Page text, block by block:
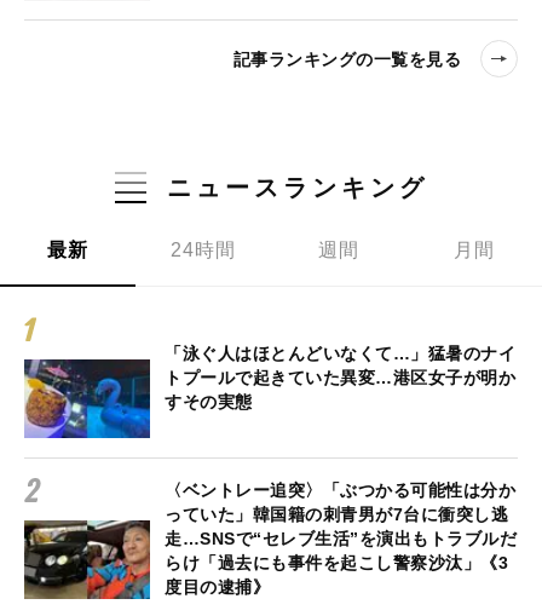
記事ランキングの一覧を見る
ニュースランキング
最新 24時間 週間 月間
「泳ぐ人はほとんどいなくて…」猛暑のナイ
トプールで起きていた異変…港区女子が明か
すその実態
〈ベントレー追突〉「ぶつかる可能性は分か
っていた」韓国籍の刺青男が7台に衝突し逃
走…SNSで“セレブ生活”を演出もトラブルだ
らけ「過去にも事件を起こし警察沙汰」《3
度目の逮捕》